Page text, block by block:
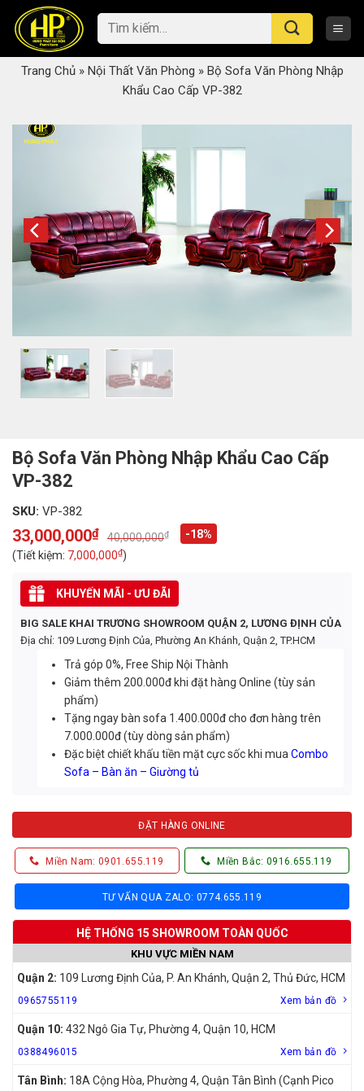
content
Tìm
kiếm:
Trang Chủ» Nội Thất Văn Phòng » Bộ Sofa Văn Phòng Nhập
Khẩu Cao Cấp VP-382
Bộ Sofa Văn Phòng Nhập Khẩu Cao Cấp
VP-382
SKU: VP-382
40,000,000₫
Original
price
was:
40,000,000₫.
33,000,000₫
Current
price
is:
33,000,000₫.
-18%
(Tiết kiệm: 7,000,000₫)
KHUYẾN MÃI - ƯU ĐÃI
BIG SALE KHAI TRƯƠNG SHOWROOM QUẬN 2, LƯƠNG ĐỊNH CỦA
Địa chỉ: 109 Lương Định Của, Phường An Khánh, Quận 2, TP.HCM
Trả góp 0%, Free Ship Nội Thành
Giảm thêm 200.000đ khi đặt hàng Online (tùy sản
phẩm)
Tặng ngay bàn sofa 1.400.000đ cho đơn hàng trên
7.000.000đ (tùy dòng sản phẩm)
Đặc biệt chiết khấu tiền mặt cực sốc khi muaCombo
Sofa – Bàn ăn – Giường tủ
ĐẶT HÀNG ONLINE
Miền Nam: 0901.655.119 Miền Bắc: 0916.655.119
TƯ VẤN QUA ZALO: 0774.655.119
HỆ THỐNG 15 SHOWROOM TOÀN QUỐC
KHU VỰC MIỀN NAM
Quận 2: 109 Lương Định Của, P. An Khánh, Quận 2, Thủ Đức, HCM
0965755119 Xem bản đồ
Quận 10: 432 Ngô Gia Tự, Phường 4, Quận 10, HCM
0388496015 Xem bản đồ
Tân Bình: 18A Cộng Hòa, Phường 4, Quận Tân Bình (Cạnh Pico